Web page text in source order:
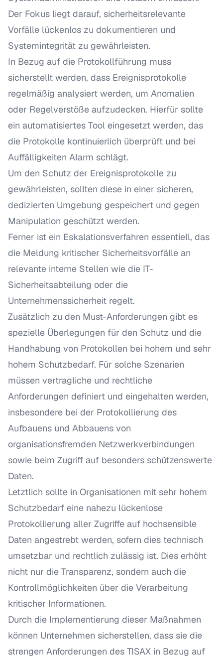
Der Fokus liegt darauf, sicherheitsrelevante
Vorfälle lückenlos zu dokumentieren und
Systemintegrität zu gewährleisten.
In Bezug auf die Protokollführung muss
sicherstellt werden, dass Ereignisprotokolle
regelmäßig analysiert werden, um Anomalien
oder Regelverstöße aufzudecken. Hierfür sollte
ein automatisiertes Tool eingesetzt werden, das
die Protokolle kontinuierlich überprüft und bei
Auffälligkeiten Alarm schlägt.
Um den Schutz der Ereignisprotokolle zu
gewährleisten, sollten diese in einer sicheren,
dedizierten Umgebung gespeichert und gegen
Manipulation geschützt werden.
Ferner ist ein Eskalationsverfahren essentiell, das
die Meldung kritischer Sicherheitsvorfälle an
relevante interne Stellen wie die IT-
Sicherheitsabteilung oder die
Unternehmenssicherheit regelt.
Zusätzlich zu den Must-Anforderungen gibt es
spezielle Überlegungen für den Schutz und die
Handhabung von Protokollen bei hohem und sehr
hohem Schutzbedarf. Für solche Szenarien
müssen vertragliche und rechtliche
Anforderungen definiert und eingehalten werden,
insbesondere bei der Protokollierung des
Aufbauens und Abbauens von
organisationsfremden Netzwerkverbindungen
sowie beim Zugriff auf besonders schützenswerte
Daten.
Letztlich sollte in Organisationen mit sehr hohem
Schutzbedarf eine nahezu lückenlose
Protokollierung aller Zugriffe auf hochsensible
Daten angestrebt werden, sofern dies technisch
umsetzbar und rechtlich zulässig ist. Dies erhöht
nicht nur die Transparenz, sondern auch die
Kontrollmöglichkeiten über die Verarbeitung
kritischer Informationen.
Durch die Implementierung dieser Maßnahmen
können Unternehmen sicherstellen, dass sie die
strengen Anforderungen des TISAX in Bezug auf